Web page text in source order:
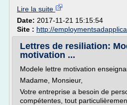
Lire la suite
Date: 2017-11-21 15:15:54
Site : http://
Lettres de resiliation:
motivation ...
Modele lettre motivation
Madame, Monsieur,
Votre entreprise a besoin de
compétentes, tout